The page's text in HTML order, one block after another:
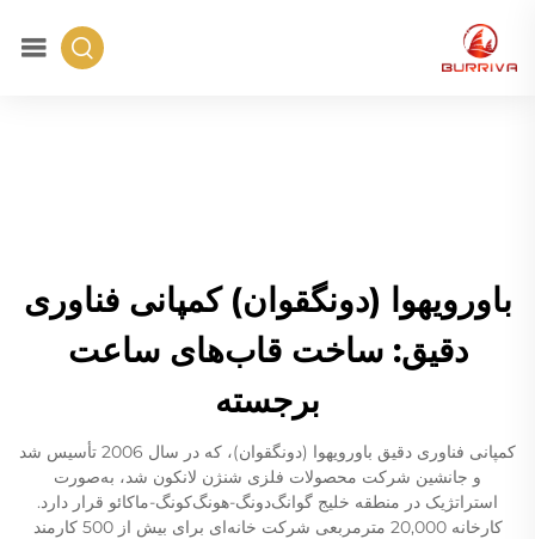
باورویهوا (دونگقوان) کمپانی فناوری
دقیق: ساخت قاب‌های ساعت
برجسته
کمپانی فناوری دقیق باورویهوا (دونگقوان)، که در سال 2006 تأسیس شد
و جانشین شرکت محصولات فلزی شنژن لانکون شد، به‌صورت
استراتژیک در منطقه خلیج گوانگ‌دونگ-هونگ‌کونگ-ماکائو قرار دارد.
کارخانه 20,000 مترمربعی شرکت خانه‌ای برای بیش از 500 کارمند